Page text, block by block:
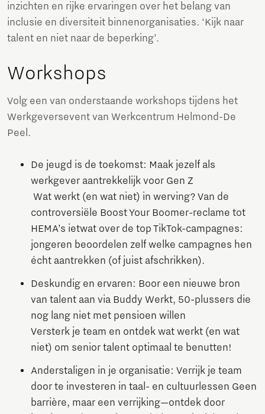
inzichten en rijke ervaringen over het belang van
inclusie en diversiteit binnenorganisaties. ‘Kijk naar
talent en niet naar de beperking’.
Workshops
Volg een van onderstaande workshops tijdens het
Werkgeversevent van Werkcentrum Helmond-De
Peel.
De jeugd is de toekomst: Maak jezelf als
werkgever aantrekkelijk voor Gen Z
Wat werkt (en wat niet) in werving? Van de
controversiële Boost Your Boomer-reclame tot
HEMA’s ietwat over de top TikTok-campagnes:
jongeren beoordelen zelf welke campagnes hen
écht aantrekken (of juist afschrikken).
Deskundig en ervaren: Boor een nieuwe bron
van talent aan via Buddy Werkt, 50-plussers die
nog lang niet met pensioen willen
Versterk je team en ontdek wat werkt (en wat
niet) om senior talent optimaal te benutten!
Anderstaligen in je organisatie: Verrijk je team
door te investeren in taal- en cultuurlessen Geen
barrière, maar een verrijking—ontdek door